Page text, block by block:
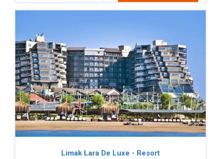
Limak Lara De Luxe - Resort